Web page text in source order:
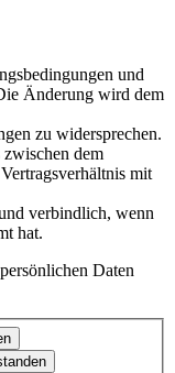
und
Änderung wird dem
zu widersprechen.
zwischen dem
mit
verbindlich, wenn
hat.
Daten